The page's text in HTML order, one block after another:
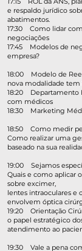
e respaldo jurídico
abatimentos.
17:30 Como lidar
negociações
17:45 Modelos de
empresa?
18:00 Modelo de
nova modalidade tem
18:20 Departamento
com médicos
18:30 Marketing
18:50 Como medir
Como realizar uma
baseado na sua
19:00 Sejamos
Quais e como aplicar
sobre excimer,
lentes intraoculares e
envolvem óptica
19:20 Orientação
o papel estratégico
atendimento ao
19:30 Vale a pena